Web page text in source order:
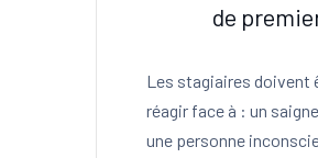
de
Les stagiaires doivent
réagir face à : un
une personne